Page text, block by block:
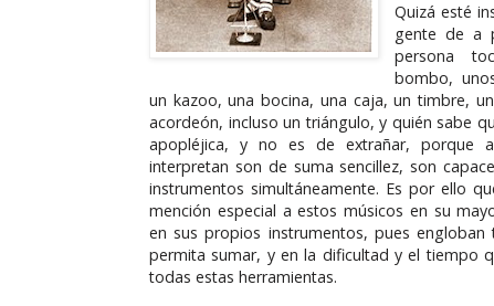
Quizá esté
gente de a
persona
bombo,
un kazoo, una bocina, una caja, un timbre,
acordeón, incluso un triángulo, y quién sabe
apopléjica, y no es de extrañar, porque
interpretan son de suma sencillez, son
instrumentos simultáneamente. Es por ello
mención especial a estos músicos en su
en sus propios instrumentos, pues
permita sumar, y en la dificultad y el tiempo
todas estas herramientas.